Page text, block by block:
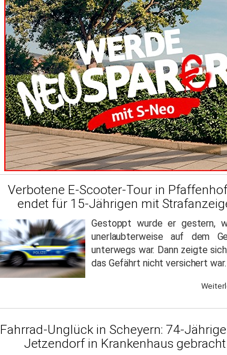
Verbotene E-Scooter-Tour in
endet für 15-Jährigen mit
Gestoppt wurde er gestern,
unerlaubterweise auf dem
unterwegs war. Dann zeigte
das Gefährt nicht versichert war.
Fahrrad-Unglück in Scheyern: 74-
Jetzendorf in Krankenhaus gebracht